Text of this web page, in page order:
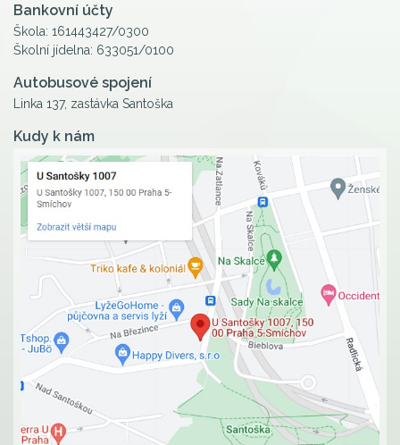
Bankovní účty
Škola: 161443427/0300
Školní jídelna: 633051/0100
Autobusové spojení
Linka 137, zastávka Santoška
Kudy k nám